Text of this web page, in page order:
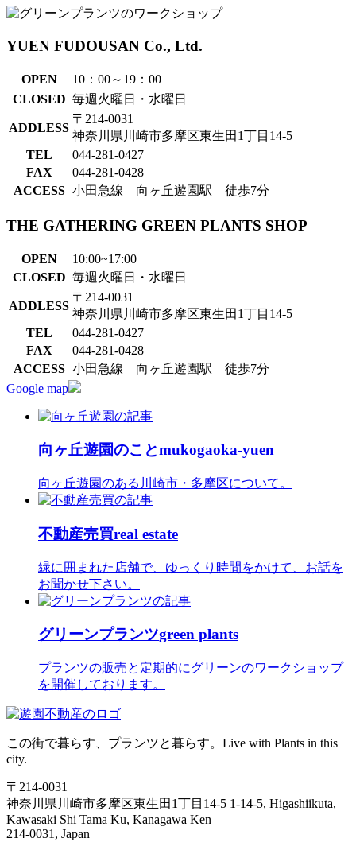
YUEN FUDOUSAN Co., Ltd.
OPEN
10：00～19：00
CLOSED 毎週火曜日・水曜日
ADDLESS
〒214-0031
神奈川県川崎市多摩区東生田1丁目14-5
TEL
044-281-0427
FAX
044-281-0428
ACCESS 小田急線 向ヶ丘遊園駅 徒歩7分
THE GATHERING GREEN PLANTS SHOP
OPEN
10:00~17:00
CLOSED 毎週火曜日・水曜日
ADDLESS
〒214-0031
神奈川県川崎市多摩区東生田1丁目14-5
TEL
044-281-0427
FAX
044-281-0428
ACCESS 小田急線 向ヶ丘遊園駅 徒歩7分
Google map
向ヶ丘遊園のことmukogaoka-yuen
向ヶ丘遊園のある川崎市・多摩区について。
不動産売買real estate
緑に囲まれた店舗で、ゆっくり時間をかけて、お話を
お聞かせ下さい。
グリーンプランツgreen plants
プランツの販売と定期的にグリーンのワークショップ
を開催しております。
この街で暮らす、プランツと暮らす。 Live with Plants in this
city.
〒214-0031
神奈川県川崎市多摩区東生田1丁目14-5 1-14-5, Higashiikuta,
Kawasaki Shi Tama Ku, Kanagawa Ken
214-0031, Japan